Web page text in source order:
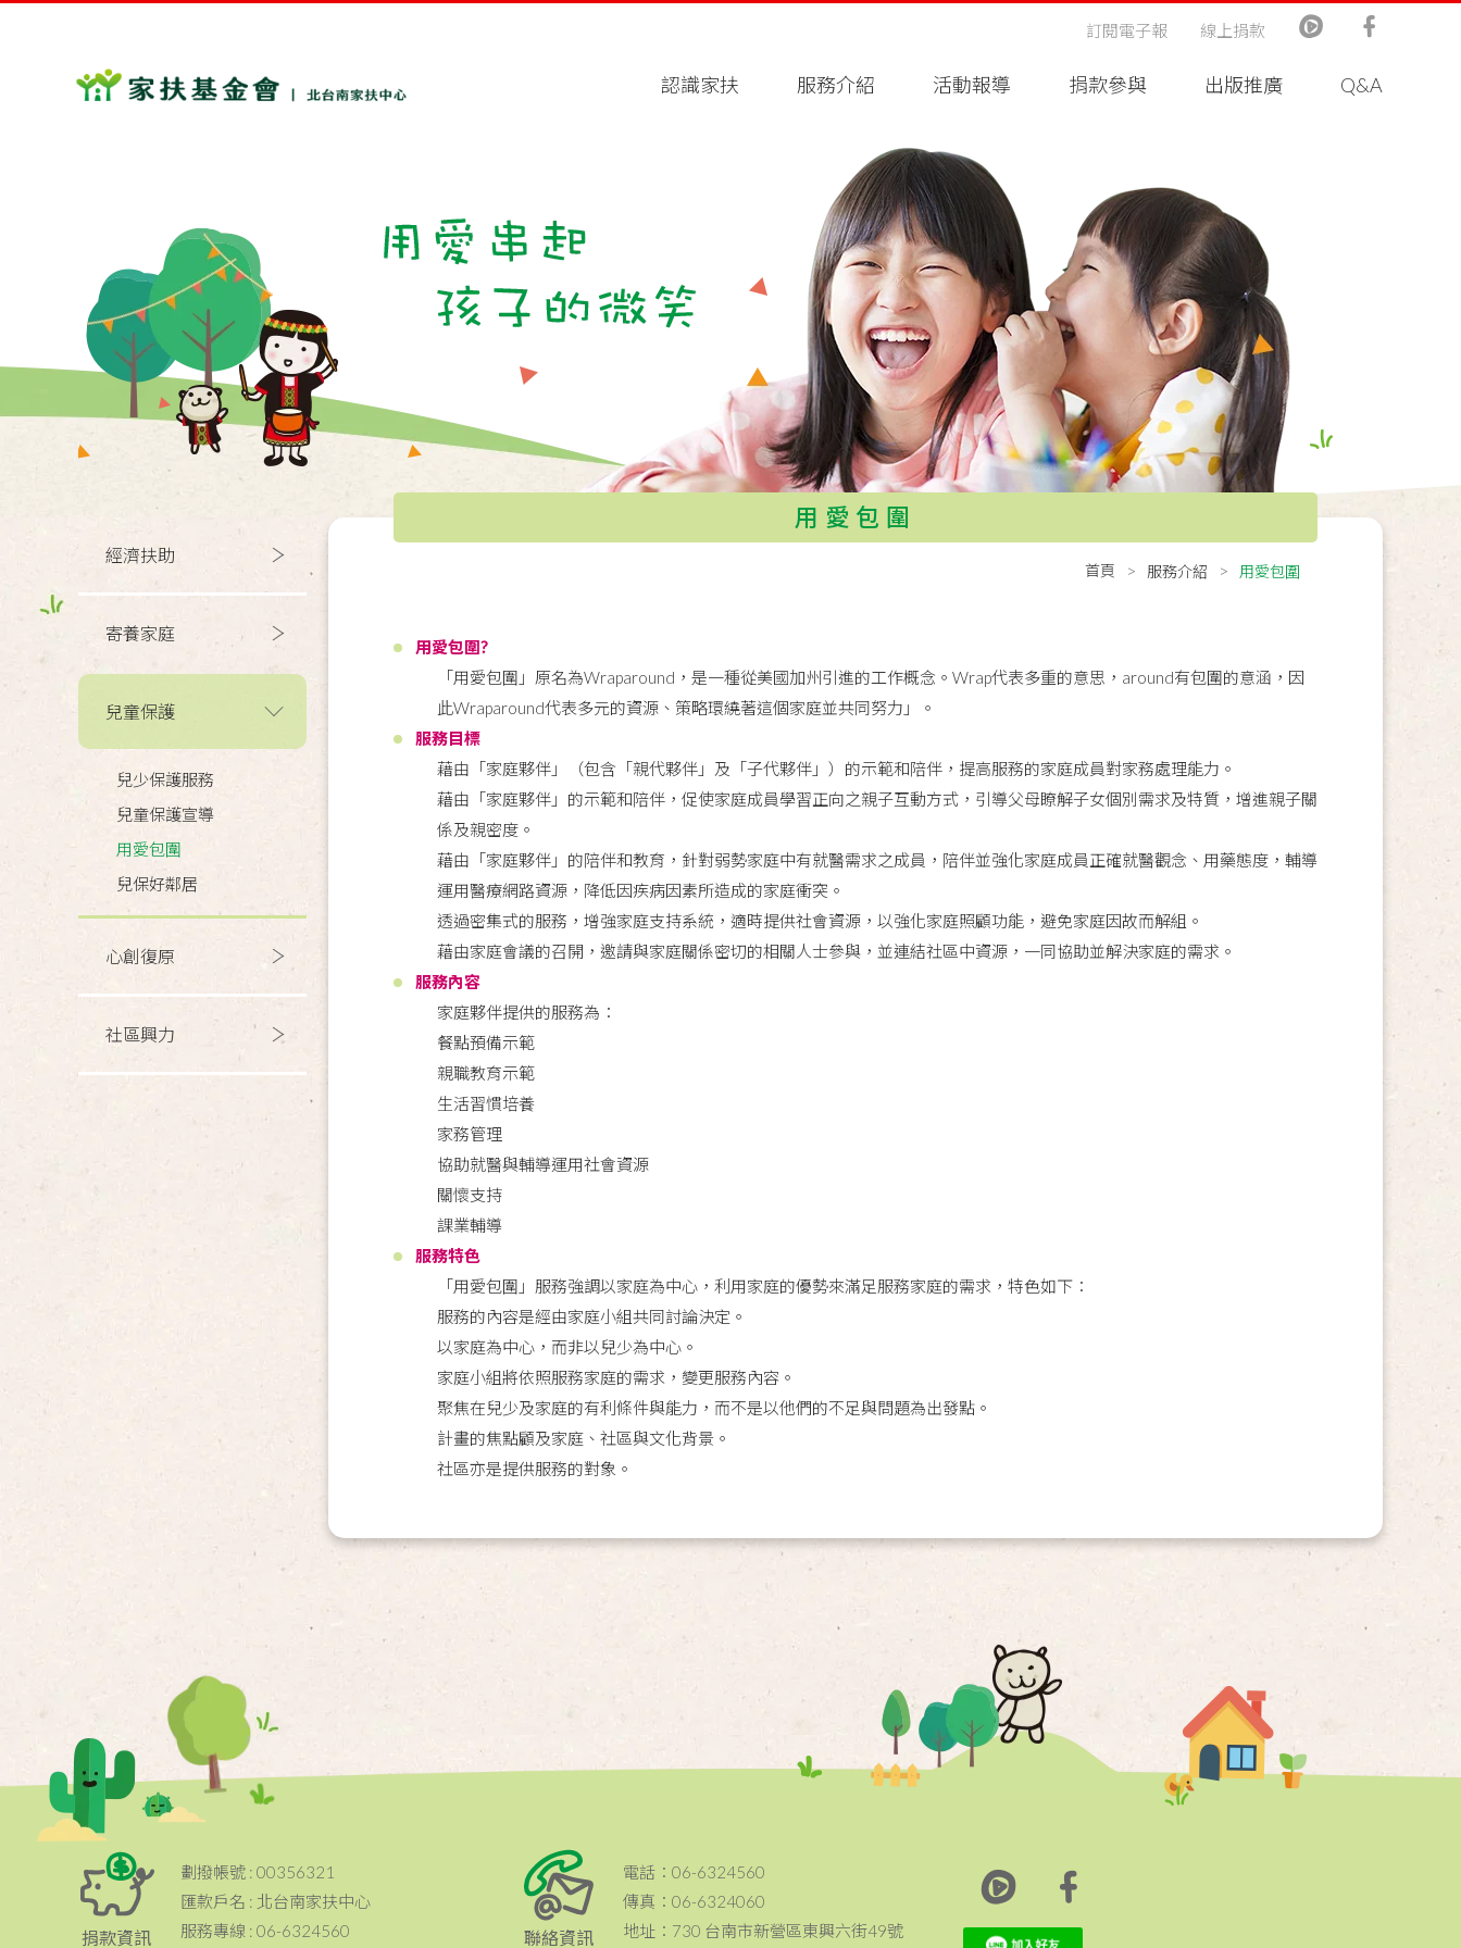
認識家扶 服務介紹 活動報導 捐款參與 出版推廣 Q&A
訂閱電子報 線上捐款
經濟扶助
寄養家庭
兒童保護
兒少保護服務
兒童保護宣導
用愛包圍
兒保好鄰居
心創復原
社區興力
用愛包圍
首頁 服務介紹 用愛包圍
用愛包圍?
「用愛包圍」原名為Wraparound，是一種從美國加州引進的工作概念。Wrap代表多重的意思，around有包圍的意涵，因
此Wraparound代表多元的資源、策略環繞著這個家庭並共同努力」。
服務目標
藉由「家庭夥伴」（包含「親代夥伴」及「子代夥伴」）的示範和陪伴，提高服務的家庭成員對家務處理能力。
藉由「家庭夥伴」的示範和陪伴，促使家庭成員學習正向之親子互動方式，引導父母瞭解子女個別需求及特質，增進親子關
係及親密度。
藉由「家庭夥伴」的陪伴和教育，針對弱勢家庭中有就醫需求之成員，陪伴並強化家庭成員正確就醫觀念、用藥態度，輔導
運用醫療網路資源，降低因疾病因素所造成的家庭衝突。
透過密集式的服務，增強家庭支持系統，適時提供社會資源，以強化家庭照顧功能，避免家庭因故而解組。
藉由家庭會議的召開，邀請與家庭關係密切的相關人士參與，並連結社區中資源，一同協助並解決家庭的需求。
服務內容
家庭夥伴提供的服務為：
餐點預備示範
親職教育示範
生活習慣培養
家務管理
協助就醫與輔導運用社會資源
關懷支持
課業輔導
服務特色
「用愛包圍」服務強調以家庭為中心，利用家庭的優勢來滿足服務家庭的需求，特色如下：
服務的內容是經由家庭小組共同討論決定。
以家庭為中心，而非以兒少為中心。
家庭小組將依照服務家庭的需求，變更服務內容。
聚焦在兒少及家庭的有利條件與能力，而不是以他們的不足與問題為出發點。
計畫的焦點顧及家庭、社區與文化背景。
社區亦是提供服務的對象。
捐款資訊
劃撥帳號 : 00356321
匯款戶名 : 北台南家扶中心
服務專線 : 06-6324560
聯絡資訊
電話：06-6324560
傳真：06-6324060
地址：730 台南市新營區東興六街49號